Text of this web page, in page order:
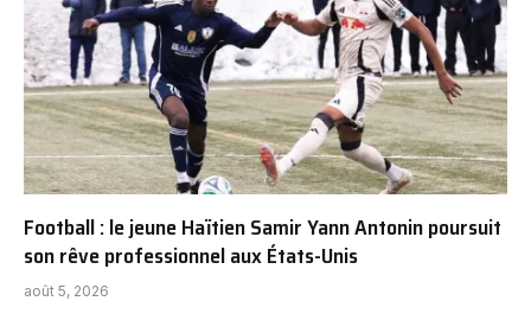
Football : le jeune Haïtien Samir Yann Antonin poursuit
son rêve professionnel aux États-Unis
août 5, 2026